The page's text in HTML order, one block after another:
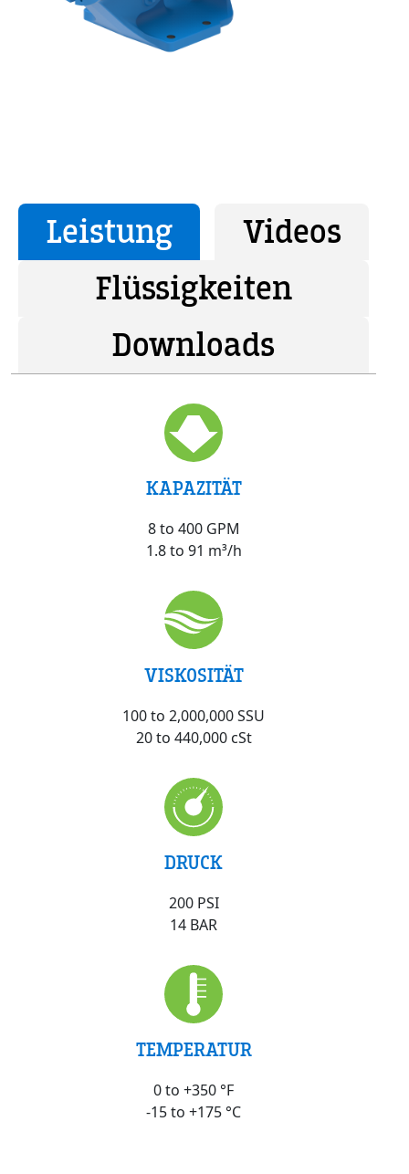
Leistung
Videos
Flüssigkeiten
Downloads
KAPAZITÄT
8 to 400 GPM
1.8 to 91 m³/h
VISKOSITÄT
100 to 2,000,000 SSU
20 to 440,000 cSt
DRUCK
200 PSI
14 BAR
TEMPERATUR
0 to +350 °F
-15 to +175 °C